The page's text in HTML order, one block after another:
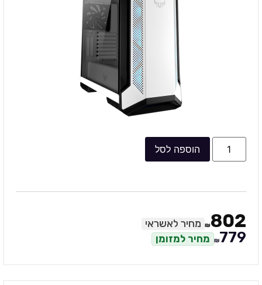
הוספה לסל
₪802 מחיר לאשראי
₪779 מחיר למזומן